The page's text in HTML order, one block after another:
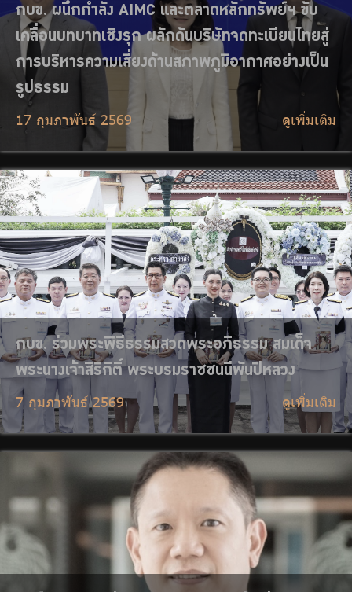
กบข. ร่วมพระพิธีธรรมสวดพระอภิธรรม สมเด็จ
พระนางเจ้าสิริกิติ์ พระบรมราชชนนีพันปีหลวง
7 กุมภาพันธ์ 2569
บอร์ด กบข. อนุมัติลาออก “ทรงพล ชีวะปัญญา
โรจน์” พร้อมเดินหน้าสรรหาเลขาธิการคนใหม่ สาน
ต่อ ‘เกษียณมีสุข’
4 กุมภาพันธ์ 2569 ดูเพิ่มเติม
กบข. ร่วมพิธีบำเพ็ญกุศลสตมวาร ถวายเป็นพระ